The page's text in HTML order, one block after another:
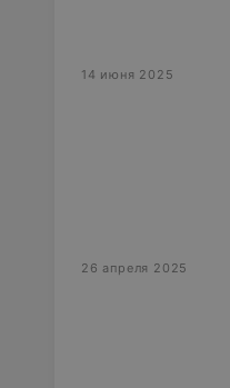
14 июня 2025
26 апреля 2025